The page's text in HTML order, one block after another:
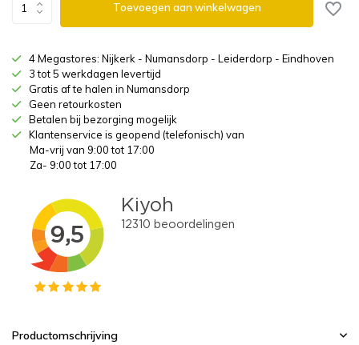
Toevoegen aan winkelwagen
4 Megastores: Nijkerk - Numansdorp - Leiderdorp - Eindhoven
3 tot 5 werkdagen levertijd
Gratis af te halen in Numansdorp
Geen retourkosten
Betalen bij bezorging mogelijk
Klantenservice is geopend (telefonisch) van
Ma-vrij van 9:00 tot 17:00
Za- 9:00 tot 17:00
Productomschrijving